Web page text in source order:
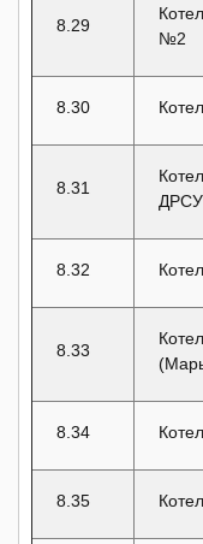
8.29
№2
8.30
8.31
ДРСУ
8.32
8.33
8.34
8.35